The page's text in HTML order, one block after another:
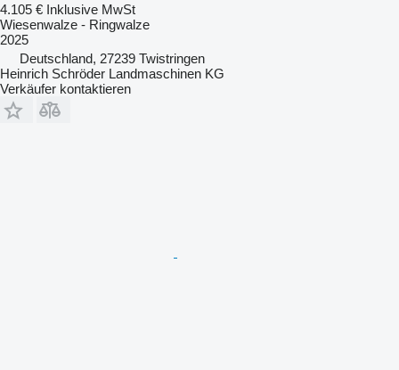
4.105 € Inklusive MwSt
Wiesenwalze - Ringwalze
2025
Deutschland, 27239 Twistringen
Heinrich Schröder Landmaschinen KG
Verkäufer kontaktieren